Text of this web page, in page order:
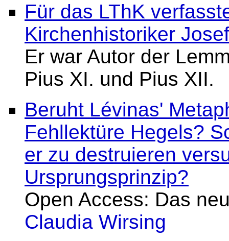
Für das LThK
Kirchenhistoriker
Er war Autor der
Pius XI. und Pius XII.
Beruht Lévinas'
Fehllektüre Hegels?
er zu destruieren
Ursprungsprinzip?
Open Access: Das
Claudia Wirsing